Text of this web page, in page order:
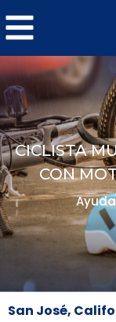
CICLISTA
CON
San José,